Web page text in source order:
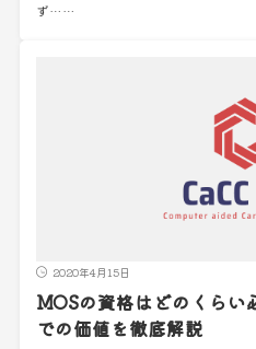
ず……
2020年4月15日
MOSの資格はどのくら
での価値を徹底解説